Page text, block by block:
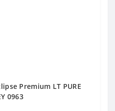
Premium LT PURE
0963